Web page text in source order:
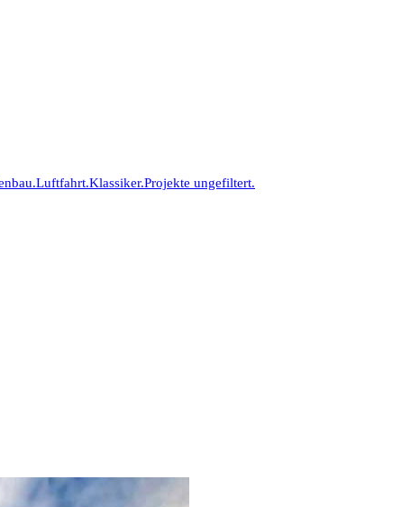
Luftfahrt.Klassiker.Projekte ungefiltert.